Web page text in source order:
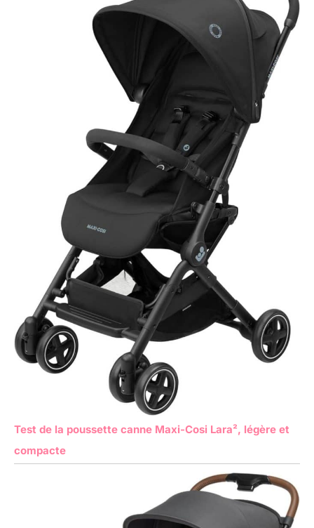
Test de la poussette canne Maxi-Cosi Lara², légère et
compacte